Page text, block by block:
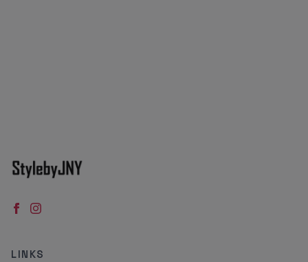
LINKS